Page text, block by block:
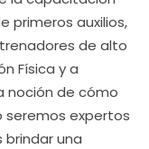
primeros auxilios,
de alto
Física y a
noción de cómo
seremos expertos
una